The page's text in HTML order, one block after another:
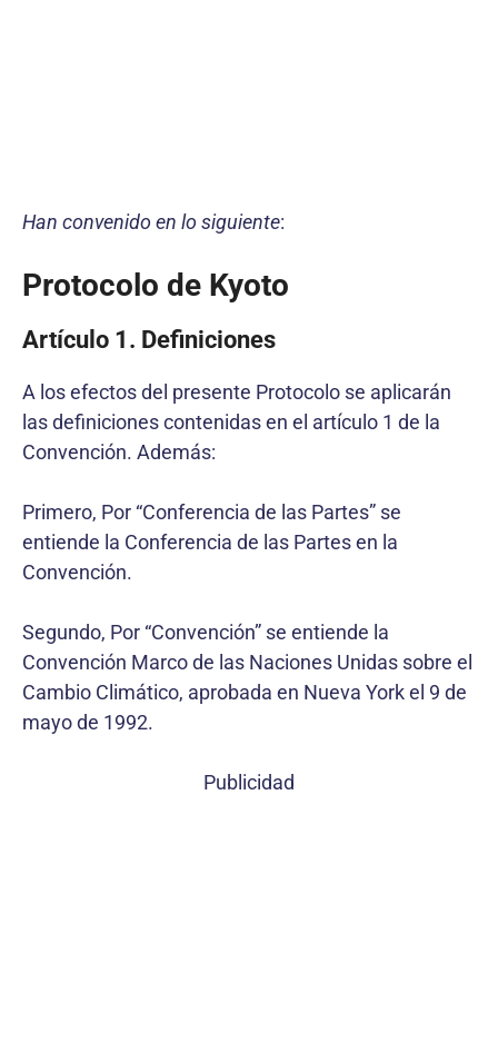
Han convenido en lo siguiente:
Protocolo de Kyoto
Artículo 1. Definiciones
A los efectos del presente Protocolo se aplicarán
las definiciones contenidas en el artículo 1 de la
Convención. Además:
Primero, Por “Conferencia de las Partes” se
entiende la Conferencia de las Partes en la
Convención.
Segundo, Por “Convención” se entiende la
Convención Marco de las Naciones Unidas sobre el
Cambio Climático, aprobada en Nueva York el 9 de
mayo de 1992.
Publicidad